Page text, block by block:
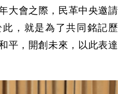
大會之際，民革中央邀請
，就是為了共同銘記歷
平，開創未來，以此表達